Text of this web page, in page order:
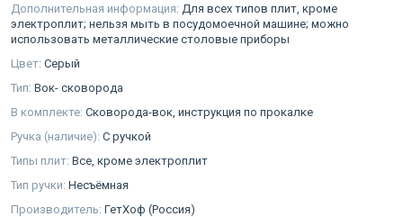
Дополнительная информация: Для всех типов плит, кроме
электроплит; нельзя мыть в посудомоечной машине; можно
использовать металлические столовые приборы
Цвет: Серый
Тип: Вок- сковорода
В комплекте: Сковорода-вок, инструкция по прокалке
Ручка (наличие): С ручкой
Типы плит: Все, кроме электроплит
Тип ручки: Несъёмная
Производитель: ГетХоф (Россия)